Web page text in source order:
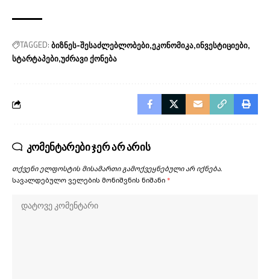
TAGGED: ბიზნეს-შესაძლებლობები ეკონომიკა ინვესტიციები
სტარტაპები უძრავი ქონება
კომენტარები ჯერ არ არის
თქვენი ელფოსტის მისამართი გამოქვეყნებული არ იქნება.
სავალდებულო ველების მონიშვნის ნიშანი *